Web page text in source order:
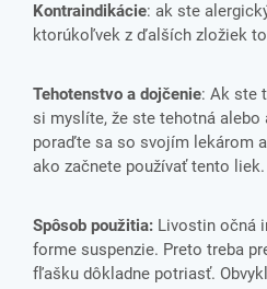
Kontraindikácie: ak ste
ktorúkoľvek z ďalších zložiek
Tehotenstvo a dojčenie: Ak ste
si myslíte, že ste tehotná
poraďte sa so svojím lekárom
ako začnete používať tento liek.
Spôsob použitia: Livostin očná
forme suspenzie. Preto treba
fľašku dôkladne potriasť.